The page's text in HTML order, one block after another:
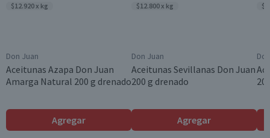
$12.920 x kg
Don Juan
Aceitunas Azapa Don Juan
Amarga Natural 200 g drenado
Agregar
$12.800 x kg
Don Juan
Aceitunas Sevillanas Don Juan
200 g drenado
Agregar